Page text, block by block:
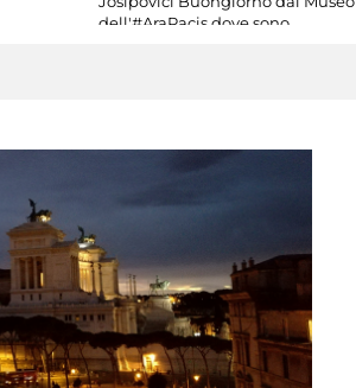
dell'#AraPacis dove sono